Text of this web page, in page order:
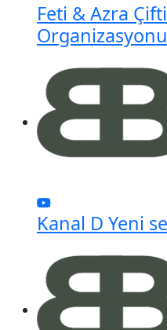
Feti & Azra
Organizasyonu
Kanal D Yeni